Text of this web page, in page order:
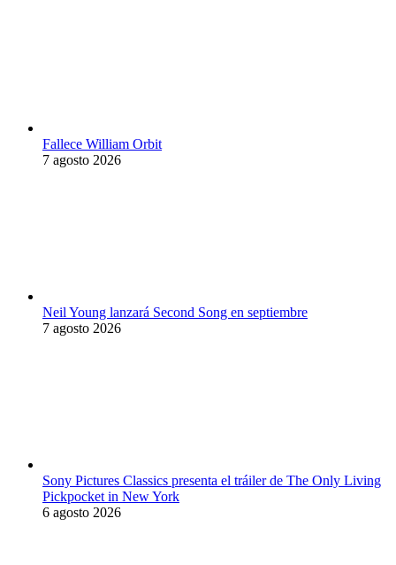
Fallece William Orbit
7 agosto 2026
Neil Young lanzará Second Song en septiembre
7 agosto 2026
Sony Pictures Classics presenta el tráiler de The Only Living
Pickpocket in New York
6 agosto 2026